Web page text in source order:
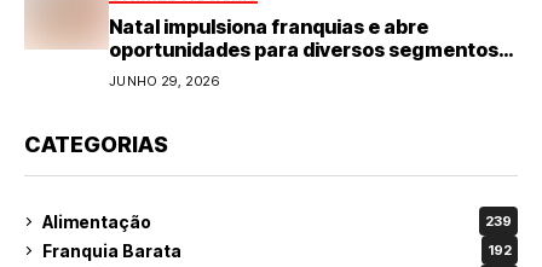
Natal impulsiona franquias e abre
oportunidades para diversos segmentos
do varejo
JUNHO 29, 2026
CATEGORIAS
Alimentação 239
Franquia Barata 192